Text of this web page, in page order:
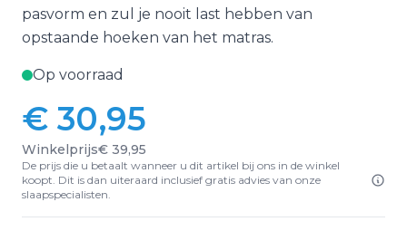
pasvorm en zul je nooit last hebben van
opstaande hoeken van het matras.
Op voorraad
Vanaf:
€ 30,95
Winkelprijs€ 39,95
De prijs die u betaalt wanneer u dit artikel bij ons in de winkel
koopt. Dit is dan uiteraard inclusief gratis advies van onze
slaapspecialisten.